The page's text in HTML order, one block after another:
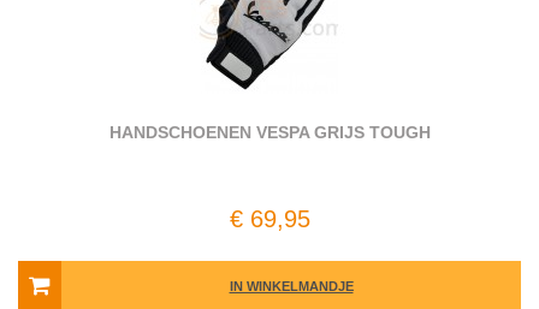
HANDSCHOENEN VESPA GRIJS TOUGH
€ 69,95
IN WINKELMANDJE